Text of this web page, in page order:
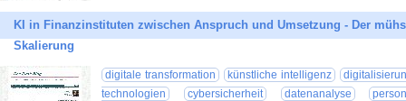
KI in Finanzinstituten zwischen Anspruch und Umsetzung - Der
Skalierung
digitale transformation künstliche intelligenz
technologien
cybersicherheit datenanalyse